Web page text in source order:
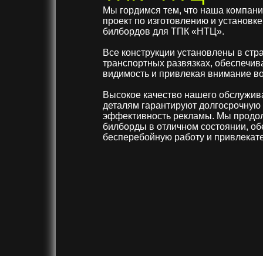
Мы гордимся тем, что наша
проект по изготовлению и
билбордов для ТПК «НТЦ».
Все конструкции установлены в
транспортных развязках,
видимость и привлекая внимание
Высокое качество нашего
деталям гарантируют
эффективность рекламы. Мы
билборды в отличном состоянии,
бесперебойную работу и